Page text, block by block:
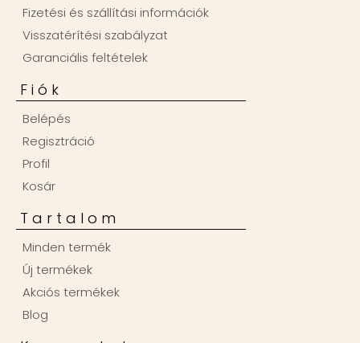
Fizetési és szállítási információk
Visszatérítési szabályzat
Garanciális feltételek
Fiók
Belépés
Regisztráció
Profil
Kosár
Tartalom
Minden termék
Új termékek
Akciós termékek
Blog